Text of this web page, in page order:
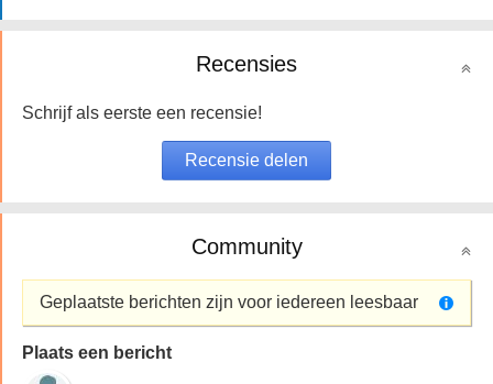
Recensies
Schrijf als eerste een recensie!
Community
Geplaatste berichten zijn voor iedereen leesbaar
Plaats een bericht